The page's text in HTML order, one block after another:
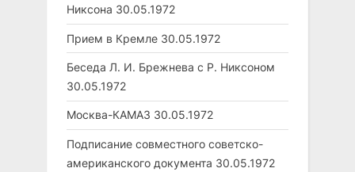
Никсона 30.05.1972
Прием в Кремле 30.05.1972
Беседа Л. И. Брежнева с Р. Никсоном
30.05.1972
Москва-КАМАЗ 30.05.1972
Подписание совместного советско-
американского документа 30.05.1972